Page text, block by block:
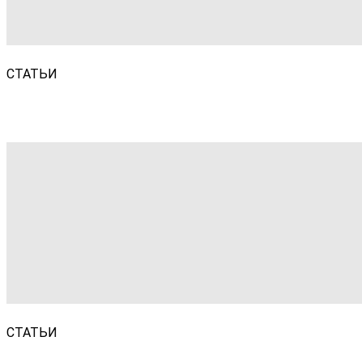
СТАТЬИ
СТАТЬИ